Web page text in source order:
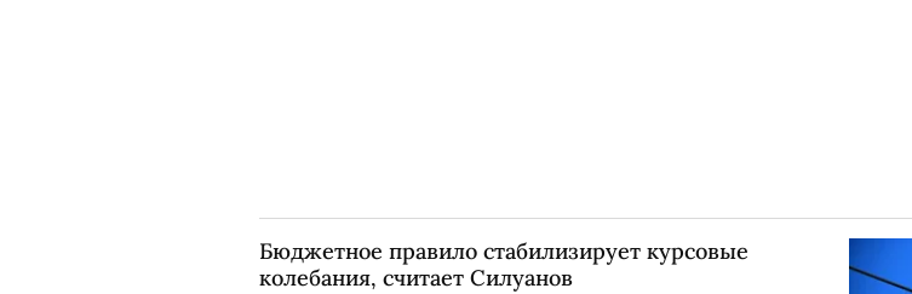
Бюджетное правило стабилизирует курсовые
колебания, считает Силуанов